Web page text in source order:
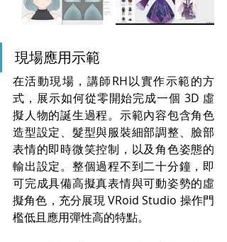
現場應用示範
在活動現場，講師RH以實作示範的方
式，展示如何從零開始完成一個 3D 虛
擬人物的誕生過程。示範內容包含角色
造型設定、髮型與服裝細部調整、臉部
表情的即時微笑控制，以及角色姿態的
輸出設定。整個過程不到二十分鐘，即
可完成具備高擬真表情與可動姿勢的虛
擬角色，充分展現 VRoid Studio 操作門
檻低且應用彈性高的特點。